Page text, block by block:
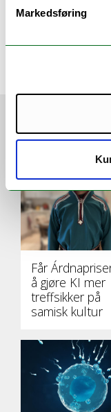
Markedsføring
Søraas, Øyvind
oyvind.soraas@uit.no
VI
Får
å gjøre KI mer
treffsikker på
samisk kultur